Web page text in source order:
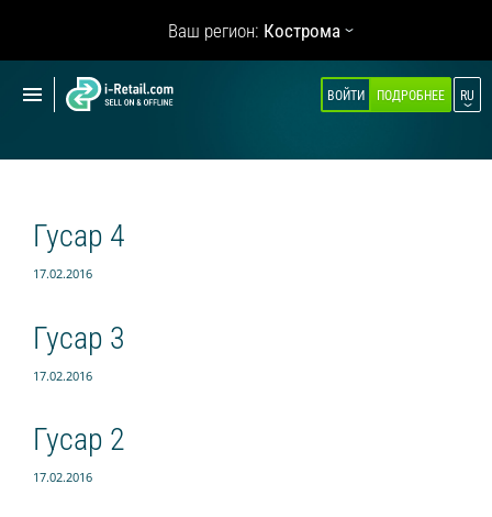
Ваш регион: Кострома
Показать
навигацию
ВОЙТИ ПОДРОБНЕЕ RU
навигацию
О КОМПАНИИ
Робокиоск (ХИТ)
Вендинг
Микромаркет
Касса самообслуживания
Умная витрина
Гусар 4
17.02.2016
Гусар 3
17.02.2016
Гусар 2
17.02.2016